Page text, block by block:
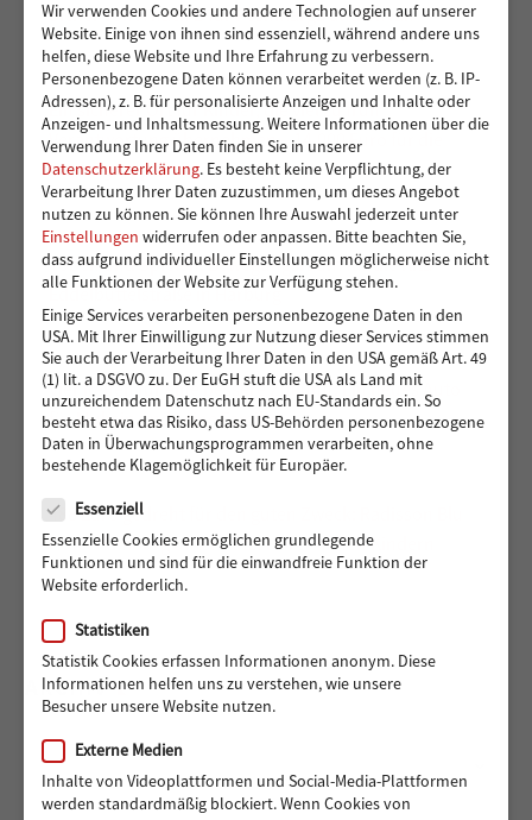
Sicher von A nach B für Peshmarga und Shvan
Ein sicherer Ort für Kinder, die viel zu früh
Verantwortung übernehmen – 14.000 Euro für die
Kindergruppen der Vereinigung Pestalozzi
Toben und Spielen: Bewegungsraum für die Kita
Eddelbüttelstraße in Harburg
Vier Reifen für eine bessere Zukunft: Ein neues Auto
für Muhsin und seine Familie
488 Euro gedreht für den guten Zweck: Radisson Blu
Hotel Hamburg unterstützt Hörer helfen Kindern
ARCHIV
Archiv
Monat auswählen
Wir verwenden Cookies und andere Technologien auf unserer
Website. Einige von ihnen sind essenziell, während andere uns
helfen, diese Website und Ihre Erfahrung zu verbessern.
Personenbezogene Daten können verarbeitet werden (z. B. IP-
Adressen), z. B. für personalisierte Anzeigen und Inhalte oder
Anzeigen- und Inhaltsmessung.Weitere Informationen über die
Verwendung Ihrer Daten finden Sie in unserer
Datenschutzerklärung. Es besteht keine Verpflichtung, der
Verarbeitung Ihrer Daten zuzustimmen, um dieses Angebot
nutzen zu können.Sie können Ihre Auswahl jederzeit unter
Einstellungen widerrufen oder anpassen. Bitte beachten Sie,
dass aufgrund individueller Einstellungen möglicherweise nicht
alle Funktionen der Website zur Verfügung stehen.
Einige Services verarbeiten personenbezogene Daten in den
USA. Mit Ihrer Einwilligung zur Nutzung dieser Services stimmen
Sie auch der Verarbeitung Ihrer Daten in den USA gemäß Art. 49
(1) lit. a DSGVO zu. Der EuGH stuft die USA als Land mit
unzureichendem Datenschutz nach EU-Standards ein. So
besteht etwa das Risiko, dass US-Behörden personenbezogene
Daten in Überwachungsprogrammen verarbeiten, ohne
bestehende Klagemöglichkeit für Europäer.
Essenziell
Essenzielle Cookies ermöglichen grundlegende
Funktionen und sind für die einwandfreie Funktion der
Website erforderlich.
Statistiken
Statistik Cookies erfassen Informationen anonym. Diese
Informationen helfen uns zu verstehen, wie unsere
Besucher unsere Website nutzen.
Externe Medien
Inhalte von Videoplattformen und Social-Media-Plattformen
werden standardmäßig blockiert. Wenn Cookies von